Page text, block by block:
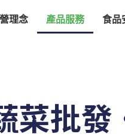
理念 產品服務 食品
菜批